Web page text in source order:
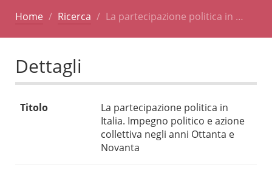
Home Ricerca La partecipazione politica in …
Dettagli
Titolo
La partecipazione politica in
Italia. Impegno politico e azione
collettiva negli anni Ottanta e
Novanta